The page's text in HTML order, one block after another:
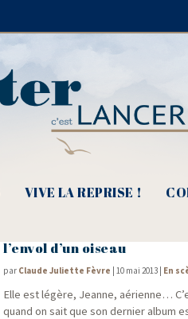
VIVE LA REPRISE !
l’envol d’un oiseau
par Claude Juliette Fèvre |10 mai 2013 En
Elle est légère, Jeanne, aérienne…
quand on sait que son der­nier album